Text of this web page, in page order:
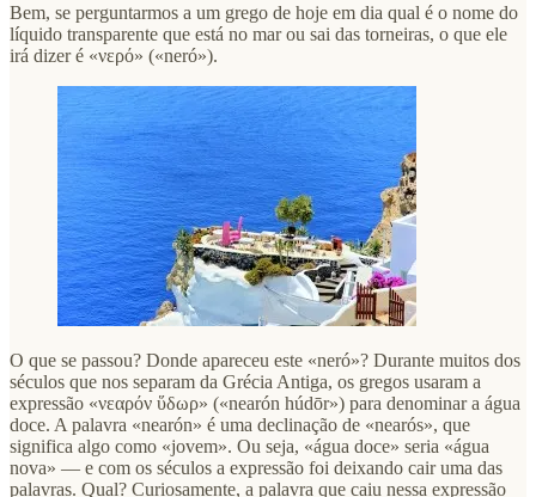
Bem, se perguntarmos a um grego de hoje em dia qual é o nome do
líquido transparente que está no mar ou sai das torneiras, o que ele
irá dizer é «νερό» («neró»).
O que se passou? Donde apareceu este «neró»? Durante muitos dos
séculos que nos separam da Grécia Antiga, os gregos usaram a
expressão «νεαρόν ὕδωρ» («nearón húdōr») para denominar a água
doce. A palavra «nearón» é uma declinação de «nearós», que
significa algo como «jovem». Ou seja, «água doce» seria «água
nova» — e com os séculos a expressão foi deixando cair uma das
palavras. Qual? Curiosamente, a palavra que caiu nessa expressão